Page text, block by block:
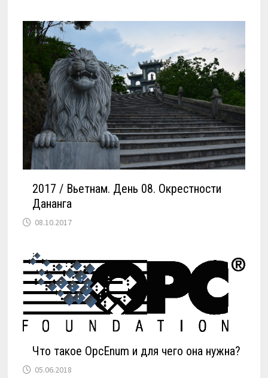
2017 / Вьетнам. День 08. Окрестности
Дананга
08.10.2017
Что такое OpcEnum и для чего она нужна?
05.06.2018